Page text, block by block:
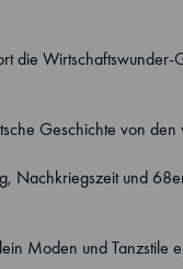
die
Geschichte von
und
Moden und Tanzstile